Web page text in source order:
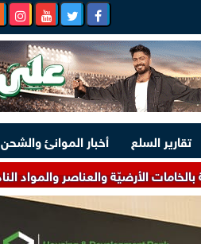
تقارير السلع
أخبار الموانئ والشحن
والعناصر والمواد النادرة